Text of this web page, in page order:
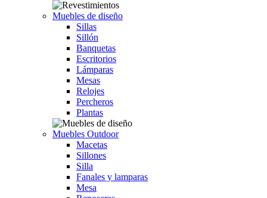
Muebles de diseño
Sillas
Sillón
Banquetas
Escritorios
Lámparas
Mesas
Relojes
Percheros
Plantas
Muebles Outdoor
Macetas
Sillones
Silla
Fanales y lamparas
Mesa